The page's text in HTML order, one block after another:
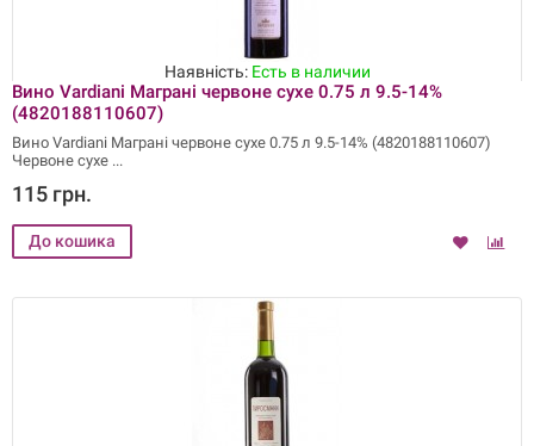
Наявність: Есть в наличии
Вино Vardiani Маграні червоне сухе 0.75 л 9.5-14%
(4820188110607)
Вино Vardiani Маграні червоне сухе 0.75 л 9.5-14% (4820188110607)
Червоне сухе
115 грн.